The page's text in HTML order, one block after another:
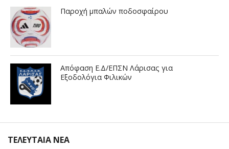
Παροχή μπαλών ποδοσφαίρου
Απόφαση Ε.Δ/ΕΠΣΝ Λάρισας για
Εξοδολόγια Φιλικών
ΤΕΛΕΥΤΑΙΑ ΝΕΑ